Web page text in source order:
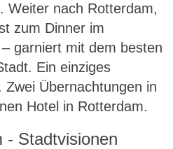
Weiter nach Rotterdam,
zum Dinner im
garniert mit dem besten
Ein einziges
Übernachtungen in
Hotel in Rotterdam.
- Stadtvisionen